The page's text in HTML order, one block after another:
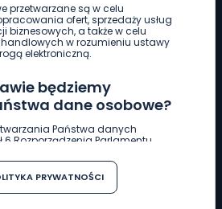
przetwarzane są w celu
ofert, sprzedaży usług
biznesowych, a także w celu
w rozumieniu ustawy
elektroniczną.
będziemy
dane osobowe?
Państwa danych
6 Rozporządzenia Parlamentu
fizycznych w związku z
osobowych w sprawie
takich danych oraz uchylenia
PRYWATNOŚCI